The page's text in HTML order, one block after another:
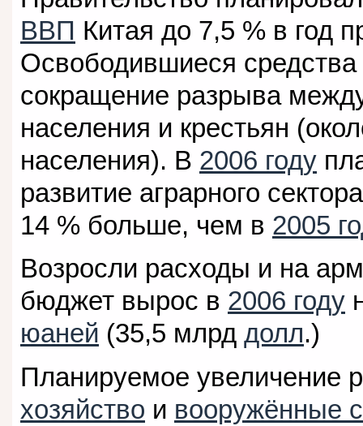
ВВП Китая до 7,5 % в год
Освободившиеся
сокращение разрыва
населения и крестьян
населения). В 2006 году
развитие аграрного
14 % больше, чем в 2005
Возросли расходы и на
бюджет вырос в 2006 году
юаней (35,5 млрд долл.)
Планируемое увеличение
хозяйство и вооружённые